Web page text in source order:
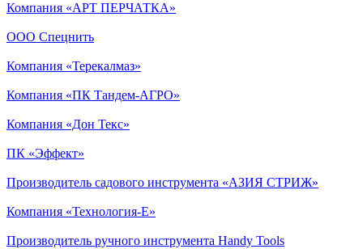
Компания «АРТ ПЕРЧАТКА»
ООО Спецнить
Компания «Терекалмаз»
Компания «ПК Тандем-АГРО»
Компания «Дон Текс»
ПК «Эффект»
Производитель садового инструмента «АЗИЯ СТРИЖ»
Компания «Технология-Е»
Производитель ручного инструмента Handy Tools